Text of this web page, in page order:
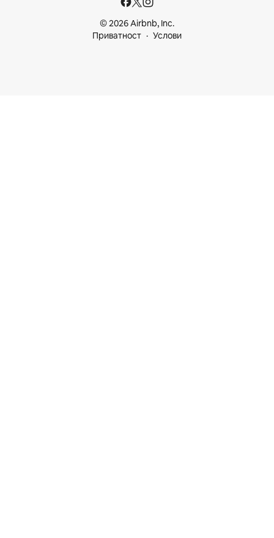
© 2026 Airbnb, Inc.
Приватност
Услови